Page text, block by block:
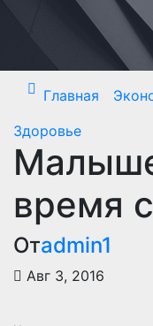
Главная
Здоровье
время
Отadmin1
Авг 3, 2016